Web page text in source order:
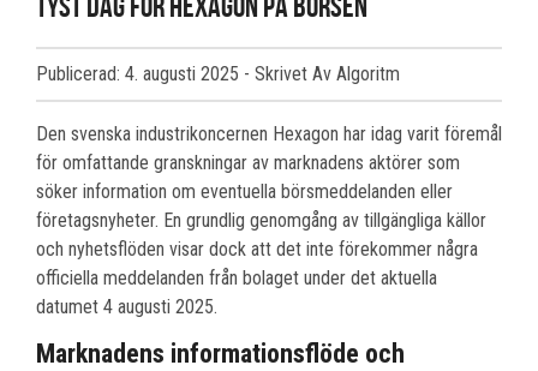
Publicerad: 4. augusti 2025 - Skrivet Av Algoritm
Den svenska industrikoncernen Hexagon har idag varit föremål
för omfattande granskningar av marknadens aktörer som
söker information om eventuella börsmeddelanden eller
företagsnyheter. En grundlig genomgång av tillgängliga källor
och nyhetsflöden visar dock att det inte förekommer några
officiella meddelanden från bolaget under det aktuella
datumet 4 augusti 2025.
Marknadens informationsflöde och